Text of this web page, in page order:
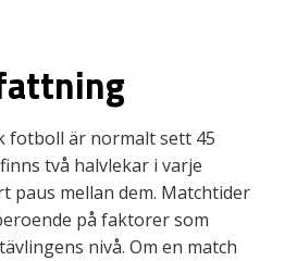
fotboll är normalt sett 45
två halvlekar i varje
paus mellan dem. Matchtider
på faktorer som
nivå. Om en match